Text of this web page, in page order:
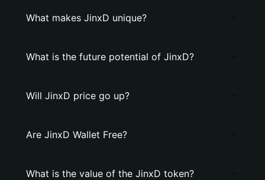
What makes JinxD unique?
What is the future potential of JinxD?
Will JinxD price go up?
Are JinxD Wallet Free?
What is the value of the JinxD token?